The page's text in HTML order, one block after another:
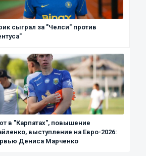
сыграл за "Челси" против
в "Карпатах", повышение
выступление на Евро-2026:
Дениса Марченко